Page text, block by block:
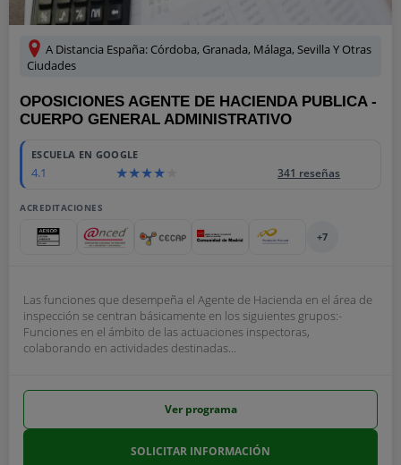
A Distancia España: Córdoba, Granada, Málaga, Sevilla Y Otras
Ciudades
OPOSICIONES AGENTE DE HACIENDA PUBLICA -
CUERPO GENERAL ADMINISTRATIVO
ESCUELA EN GOOGLE
4.1 341 reseñas
ACREDITACIONES
+7
Las funciones que desempeña el Agente de Hacienda en el área de
inspección se centran básicamente en los siguientes grupos:-
Funciones en el ámbito de las actuaciones inspectoras,
colaborando en actividades destinadas...
Ver programa
SOLICITAR INFORMACIÓN